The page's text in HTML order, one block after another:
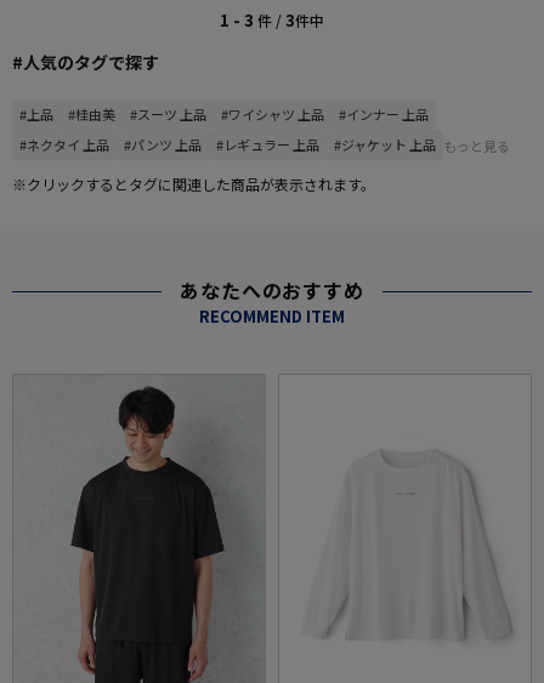
1 - 3 件 /3件中
#人気のタグで探す
#上品 #桂由美 #スーツ 上品 #ワイシャツ 上品
#インナー 上品
#ネクタイ 上品
#パンツ 上品 #レギュラー 上品 #ジャケット 上品 もっと見る
※クリックするとタグに関連した商品が表示されます。
あなたへのおすすめ
RECOMMEND ITEM